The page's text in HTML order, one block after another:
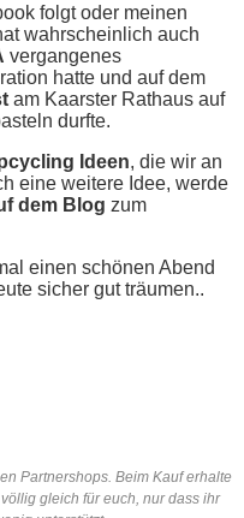
folgt oder meinen
wahrscheinlich auch
vergangenes
hatte und auf dem
am Kaarster Rathaus auf
durfte.
Ideen, die wir an
eine weitere Idee, werde
dem Blog zum
einen schönen Abend
sicher gut träumen..
Partnershops. Beim Kauf erhalte
gleich für euch, nur dass ihr